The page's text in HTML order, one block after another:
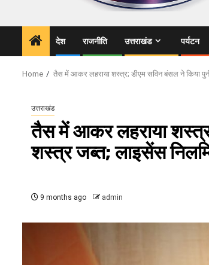
देश राजनीति उत्तराखंड पर्यटन
Home तैस में आकर लहराया शस्त्र; डीएम सविन बंसल ने किया
उत्तराखंड
तैस में आकर लहराया
शस्त्र जब्त; लाइसेंस
9 months ago admin